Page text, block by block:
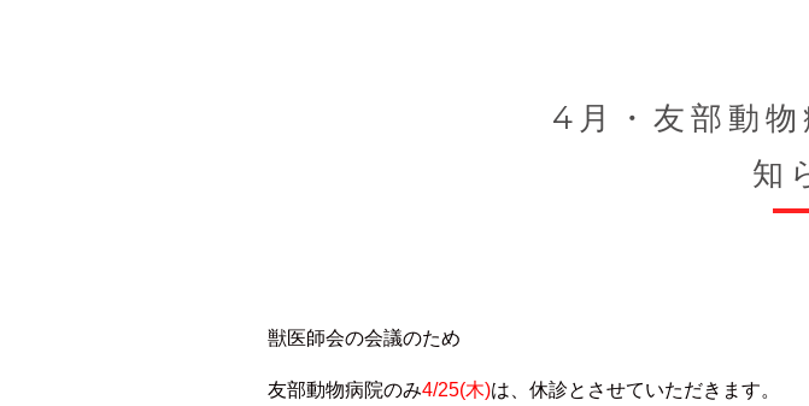
4月・友部動
知
獣医師会の会議のため
友部動物病院のみ4/25(木)は、休診とさせていただきます。